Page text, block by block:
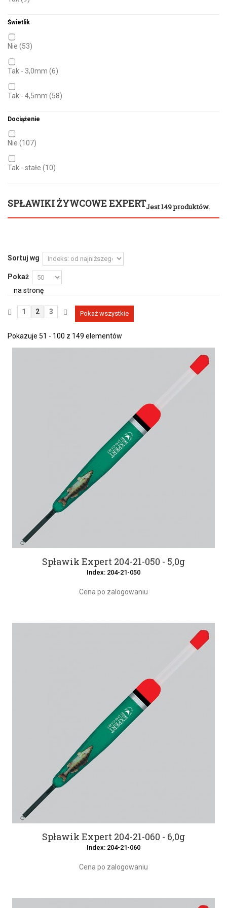
150,0g
180,0g(1)
200,0g (1)
280,0g(1)
21,0 cm
22,0 cm
22,5 cm(1)
23,0 cm(2)
24,5 cm(1)
25,0 cm(1)
26,5 cm(1)
Świetlik
Nie (53)
Tak - 3,0mm (6)
Tak - 4,5mm (58)
Dociążenie
Nie (107)
Tak - stałe (10)
SPŁAWIKI ŻYWCOWE EXPERTJest 149 produktów.
Sortuj wg
Pokaż
na stronę
Pokaż wszystkie
1 2 3
Pokazuje 51 - 100 z 149 elementów
Spławik Expert 204-21-050 - 5,0g
Index: 204-21-050
Cena po zalogowaniu
Spławik Expert 204-21-060 - 6,0g
Index: 204-21-060
Cena po zalogowaniu